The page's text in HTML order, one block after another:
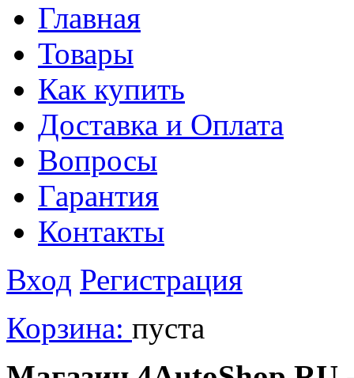
Главная
Товары
Как купить
Доставка и Оплата
Вопросы
Гарантия
Контакты
Вход Регистрация
Корзина: пуста